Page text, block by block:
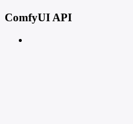
ComfyUI API